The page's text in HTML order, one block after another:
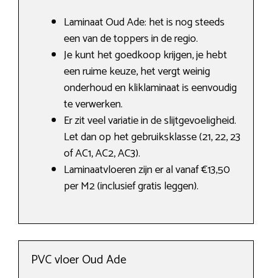
Laminaat Oud Ade: het is nog steeds
een van de toppers in de regio.
Je kunt het goedkoop krijgen, je hebt
een ruime keuze, het vergt weinig
onderhoud en kliklaminaat is eenvoudig
te verwerken.
Er zit veel variatie in de slijtgevoeligheid.
Let dan op het gebruiksklasse (21, 22, 23
of AC1, AC2, AC3).
Laminaatvloeren zijn er al vanaf €13,50
per M2 (inclusief gratis leggen).
PVC vloer Oud Ade